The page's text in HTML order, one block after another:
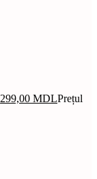
299,00 MDLPrețul